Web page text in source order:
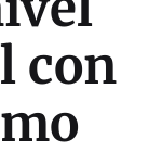
con